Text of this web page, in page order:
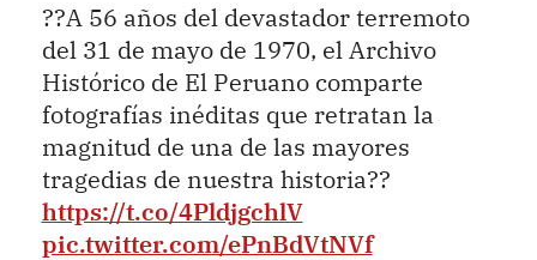
??A 56 años del devastador terremoto
del 31 de mayo de 1970, el Archivo
Histórico de El Peruano comparte
fotografías inéditas que retratan la
magnitud de una de las mayores
tragedias de nuestra historia??
https://t.co/4PldjgchlV
pic.twitter.com/ePnBdVtNVf